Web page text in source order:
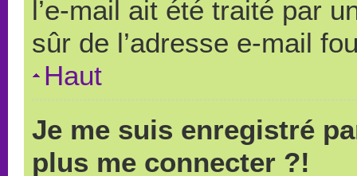
l’e-mail ait été traité par
sûr de l’adresse e-mail
Haut
Je me suis enregistré
plus me connecter ?!